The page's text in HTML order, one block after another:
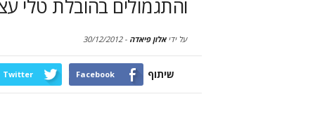
והתגמולים בהובלת טלי
על ידיאלון פיאדה -
30/12/2012
שיתוף Facebook
Twitter